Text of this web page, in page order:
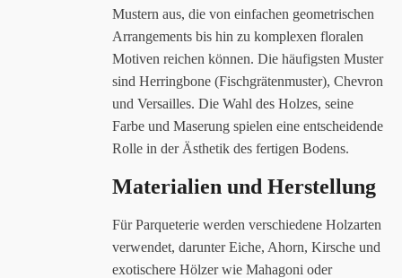
Mustern aus, die von einfachen geometrischen
Arrangements bis hin zu komplexen floralen
Motiven reichen können. Die häufigsten Muster
sind Herringbone (Fischgrätenmuster), Chevron
und Versailles. Die Wahl des Holzes, seine
Farbe und Maserung spielen eine entscheidende
Rolle in der Ästhetik des fertigen Bodens.
Materialien und Herstellung
Für Parqueterie werden verschiedene Holzarten
verwendet, darunter Eiche, Ahorn, Kirsche und
exotischere Hölzer wie Mahagoni oder